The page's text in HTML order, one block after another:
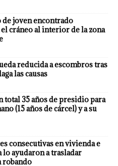
de joven encontrado
cráneo al interior de la zona
reducida a escombros tras
las causas
total 35 años de presidio para
(15 años de cárcel) y a su
consecutivas en vivienda e
ayudaron a trasladar
robando